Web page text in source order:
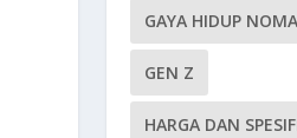
GAYA HIDUP
GEN Z
HARGA DAN